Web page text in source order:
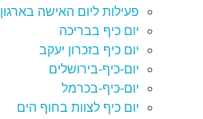
פעילות ליום האישה בארגון
יום כיף בבריכה
יום כיף בזכרון יעקב
יום-כיף-בירושלים
יום-כיף-בכרמל
יום כיף לצוות בחוף הים